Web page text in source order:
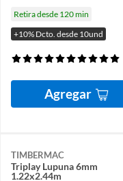
Retira desde 120 min
+10% Dcto. desde 10und
Agregar
TIMBERMAC
Triplay Lupuna 6mm
1.22x2.44m